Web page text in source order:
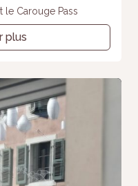
le Carouge Pass
plus